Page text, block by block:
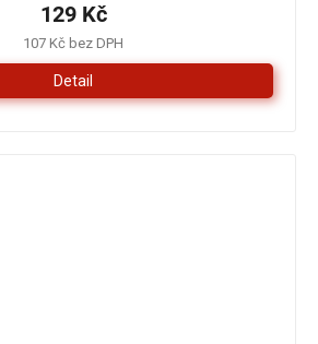
107 Kč bez DPH
129 Kč
Detail